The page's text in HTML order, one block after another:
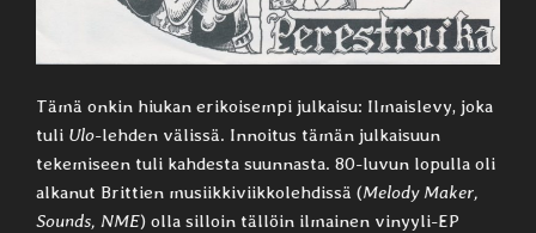
Tämä onkin hiukan erikoisempi julkaisu: Ilmaislevy, joka
tuli Ulo-lehden välissä. Innoitus tämän julkaisuun
tekemiseen tuli kahdesta suunnasta. 80-luvun lopulla oli
alkanut Brittien musiikkiviikkolehdissä (Melody Maker,
Sounds, NME) olla silloin tällöin ilmainen vinyyli-EP